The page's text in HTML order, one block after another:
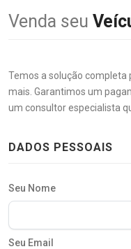
Venda seu
Temos a solução completa
mais. Garantimos um
um consultor especialista
DADOS PESSOAIS
Seu Nome
Seu Email